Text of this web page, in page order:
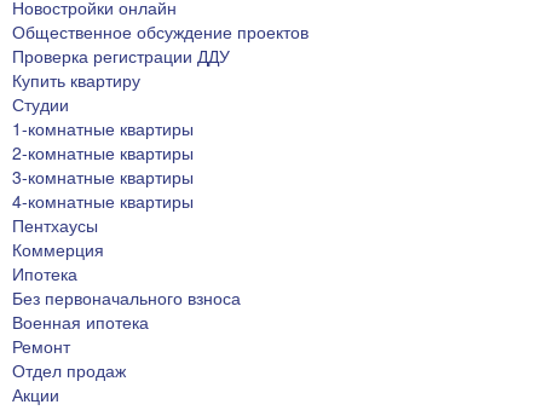
Новостройки онлайн
Общественное обсуждение проектов
Проверка регистрации ДДУ
Купить квартиру
Студии
1-комнатные квартиры
2-комнатные квартиры
3-комнатные квартиры
4-комнатные квартиры
Пентхаусы
Коммерция
Ипотека
Без первоначального взноса
Военная ипотека
Ремонт
Отдел продаж
Акции